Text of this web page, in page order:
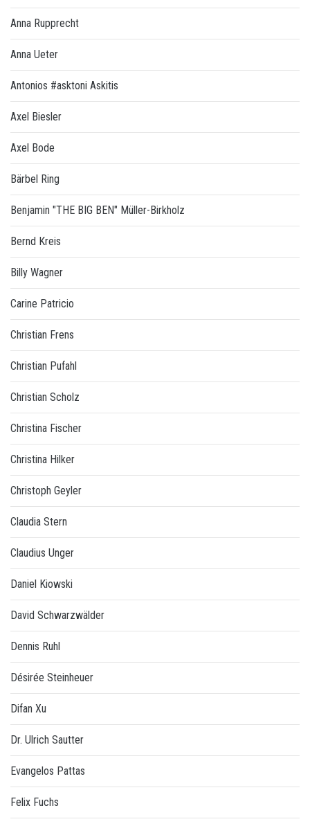
Anna Rupprecht
Anna Ueter
Antonios #asktoni Askitis
Axel Biesler
Axel Bode
Bärbel Ring
Benjamin "THE BIG BEN" Müller-Birkholz
Bernd Kreis
Billy Wagner
Carine Patricio
Christian Frens
Christian Pufahl
Christian Scholz
Christina Fischer
Christina Hilker
Christoph Geyler
Claudia Stern
Claudius Unger
Daniel Kiowski
David Schwarzwälder
Dennis Ruhl
Désirée Steinheuer
Difan Xu
Dr. Ulrich Sautter
Evangelos Pattas
Felix Fuchs